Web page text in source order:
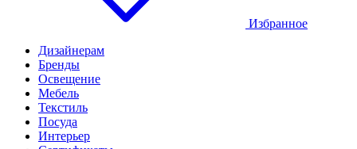
Избранное
Дизайнерам
Бренды
Освещение
Мебель
Текстиль
Посуда
Интерьер